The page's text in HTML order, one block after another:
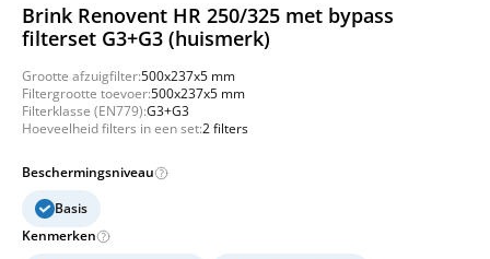
Brink Renovent HR 250/325 met bypass
filterset G3+G3 (huismerk)
Grootte afzuigfilter:500x237x5 mm
Filtergrootte toevoer:500x237x5 mm
Filterklasse (EN779):G3+G3
Hoeveelheid filters in een set:2 filters
Beschermingsniveau
Basis
Kenmerken